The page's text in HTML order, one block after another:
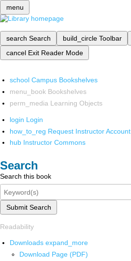
menu
search Search build_circle Toolbar
cancel Exit Reader Mode
school Campus Bookshelves
menu_book Bookshelves
perm_media Learning Objects
login Login
how_to_reg Request Instructor Account
hub Instructor Commons
Search
Search this book
Submit Search
Readability
Downloads expand_more
Download Page (PDF)